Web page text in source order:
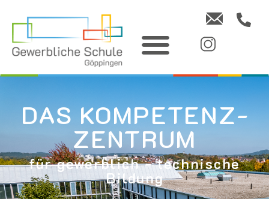
DAS KOMPETENZ­
ZENTRUM
für gewerblich - technische
Bildung